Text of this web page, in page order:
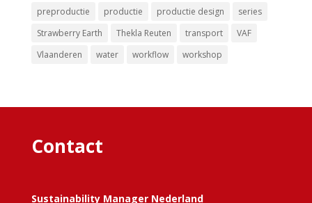
preproductie
productie productie design
series
Strawberry Earth
Thekla Reuten transport
VAF
Vlaanderen
water workflow workshop
Contact
Sustainability Manager Nederland